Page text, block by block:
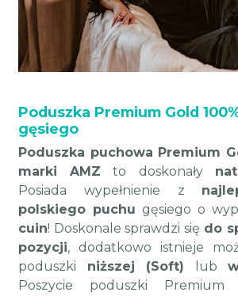
Poduszka Premium Gold
gęsiego
Poduszka puchowa Premium
marki AMZ to doskonały
Posiada wypełnienie z
polskiego puchu gęsiego o
cuin! Doskonale sprawdzi się do
pozycji, dodatkowo istnieje
poduszki niższej (Soft) lub
Poszycie poduszki